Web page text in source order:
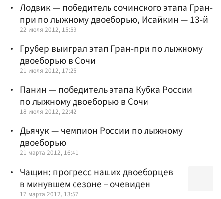
Лодвик — победитель сочинского этапа Гран-
при по лыжному двоеборью, Исайкин — 13-й
22 июля 2012, 15:59
Грубер выиграл этап Гран-при по лыжному
двоеборью в Сочи
21 июля 2012, 17:25
Панин — победитель этапа Кубка России
по лыжному двоеборью в Сочи
18 июля 2012, 22:42
Дьячук — чемпион России по лыжному
двоеборью
21 марта 2012, 16:41
Чащин: прогресс наших двоеборцев
в минувшем сезоне – очевиден
17 марта 2012, 13:57